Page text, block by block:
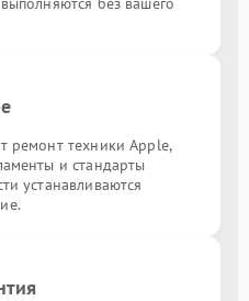
ремонт техники Apple,
и стандарты
устанавливаются